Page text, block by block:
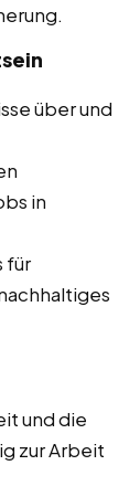
über und
in
für
und die
zur Arbeit